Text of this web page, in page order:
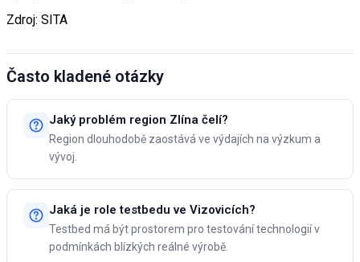
Zdroj: SITA
Často kladené otázky
Jaký problém region Zlína čelí?
Region dlouhodobě zaostává ve výdajích na výzkum a
vývoj.
Jaká je role testbedu ve Vizovicích?
Testbed má být prostorem pro testování technologií v
podmínkách blízkých reálné výrobě.